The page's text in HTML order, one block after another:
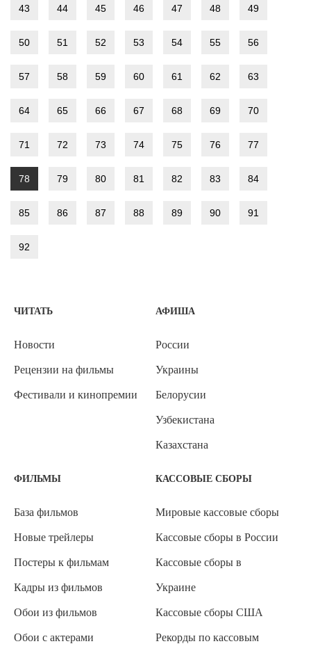
43 44 45 46 47 48 49
50 51 52 53 54 55 56
57 58 59 60 61 62 63
64 65 66 67 68 69 70
71 72 73 74 75 76 77
78 79 80 81 82 83 84
85 86 87 88 89 90 91
92
ЧИТАТЬ
Новости
Рецензии на фильмы
Фестивали и кинопремии
АФИША
России
Украины
Белорусии
Узбекистана
Казахстана
ФИЛЬМЫ
База фильмов
Новые трейлеры
Постеры к фильмам
Кадры из фильмов
Обои из фильмов
Обои с актерами
КАССОВЫЕ СБОРЫ
Мировые кассовые сборы
Кассовые сборы в России
Кассовые сборы в
Украине
Кассовые сборы США
Рекорды по кассовым